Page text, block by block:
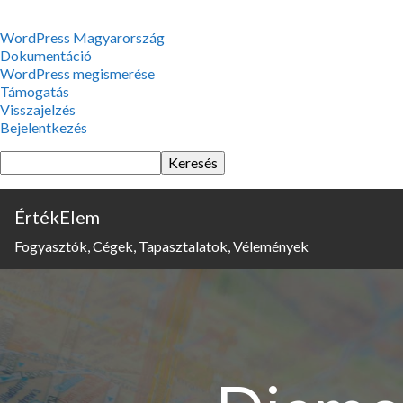
WordPress,
a
csodás
WordPress Magyarország
Dokumentáció
WordPress megismerése
Támogatás
Visszajelzés
Bejelentkezés
Keresés
ÉrtékElem
Fogyasztók, Cégek, Tapasztalatok, Vélemények